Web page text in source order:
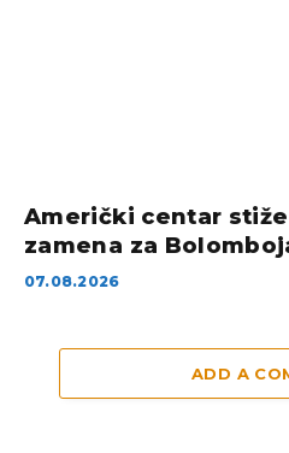
Američki centar
zamena za
07.08.2026
ADD A